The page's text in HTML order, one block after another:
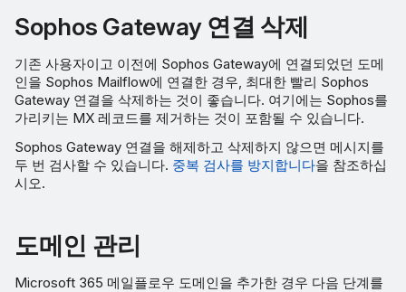
Sophos Gateway 연결 삭제
기존 사용자이고 이전에 Sophos Gateway에 연결되었던 도메
인을 Sophos Mailflow에 연결한 경우, 최대한 빨리 Sophos
Gateway 연결을 삭제하는 것이 좋습니다. 여기에는 Sophos를
가리키는 MX 레코드를 제거하는 것이 포함될 수 있습니다.
Sophos Gateway 연결을 해제하고 삭제하지 않으면 메시지를
두 번 검사할 수 있습니다. 중복 검사를 방지합니다을 참조하십
시오.
도메인 관리
Microsoft 365 메일플로우 도메인을 추가한 경우 다음 단계를